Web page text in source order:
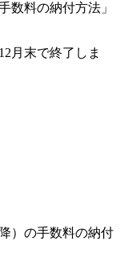
数料の納付方法」
月末で終了しま
）の手数料の納付